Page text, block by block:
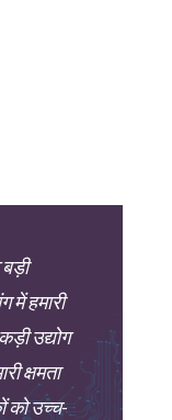
हमारी
उद्योग
क्षमता
को उच्च-